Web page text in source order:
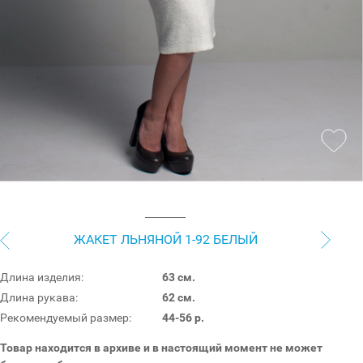
ЖАКЕТ ЛЬНЯНОЙ 1-92 БЕЛЫЙ
Длина изделия:
63 см.
Длина рукава:
62 см.
Рекомендуемый размер:
44-56 р.
Товар находится в архиве и в настоящий момент не может